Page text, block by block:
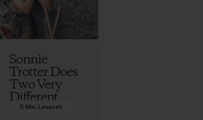
Sonnie Trotter
Sonnie
Trotter Does
Two Very
Different
Climbs
5 Min. Lesezeit